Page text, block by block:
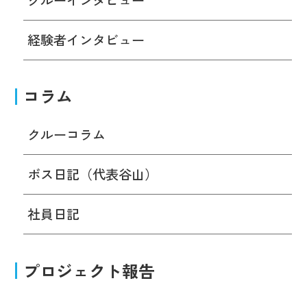
経験者インタビュー
コラム
クルーコラム
ボス日記（代表谷山）
社員日記
プロジェクト報告